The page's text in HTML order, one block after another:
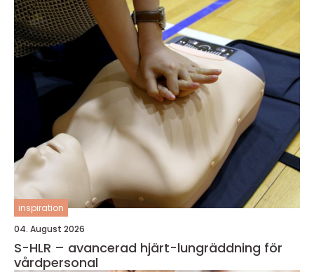
inspiration
04. August 2026
S-HLR – avancerad hjärt-lungräddning för
vårdpersonal